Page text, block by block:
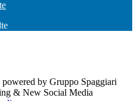
by Gruppo Spaggiari
& New Social Media